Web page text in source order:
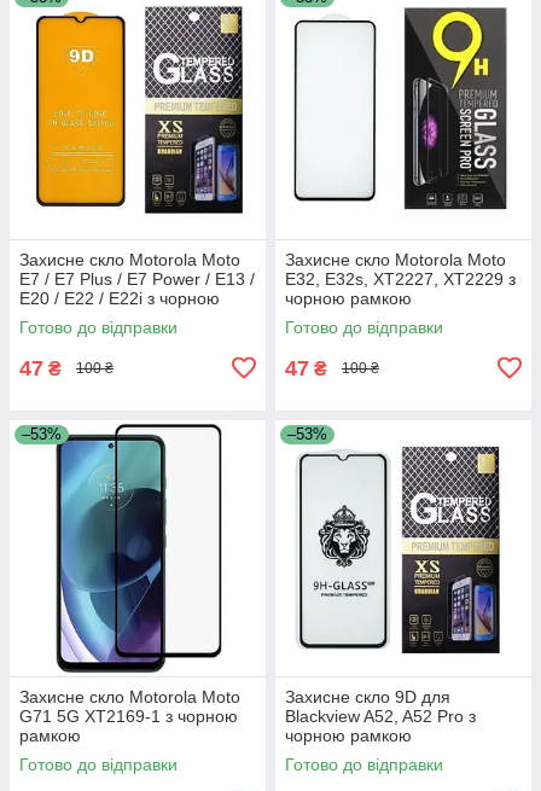
Захисне скло Motorola Moto
E7 / E7 Plus / E7 Power / E13 /
E20 / E22 / E22i з чорною
рамкою
Готово до відправки
47 ₴ 100 ₴
Захисне скло Motorola Moto
E32, E32s, XT2227, XT2229 з
чорною рамкою
Готово до відправки
47 ₴ 100 ₴
–53%
Захисне скло Motorola Moto
G71 5G XT2169-1 з чорною
рамкою
Готово до відправки
–53%
Захисне скло 9D для
Blackview A52, A52 Pro з
чорною рамкою
Готово до відправки